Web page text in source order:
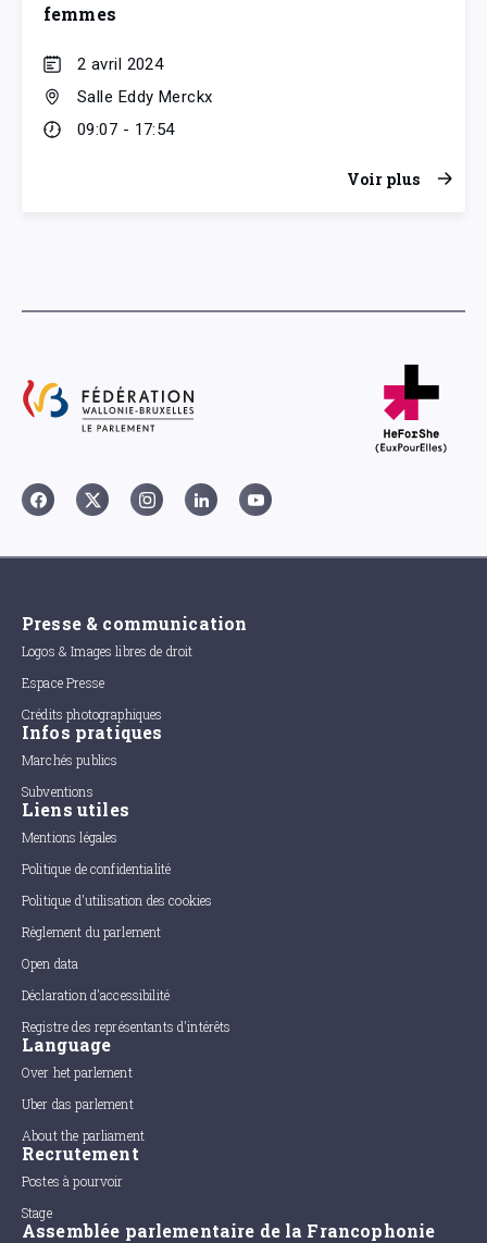
femmes
2 avril 2024
Salle Eddy Merckx
09:07 - 17:54
Voir plus
Presse & communication
Logos & Images libres de droit
Espace Presse
Crédits photographiques
Infos pratiques
Marchés publics
Subventions
Liens utiles
Mentions légales
Politique de confidentialité
Politique d'utilisation des cookies
Règlement du parlement
Open data
Déclaration d'accessibilité
Registre des représentants d'intérêts
Language
Over het parlement
Uber das parlement
About the parliament
Recrutement
Postes à pourvoir
Stage
Assemblée parlementaire de la Francophonie